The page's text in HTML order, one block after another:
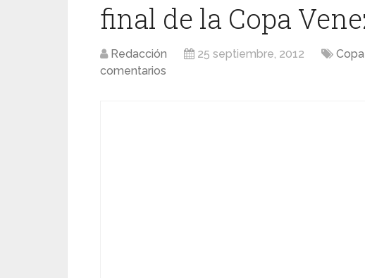
final de la Copa
Redacción 25 septiembre, 2012
comentarios